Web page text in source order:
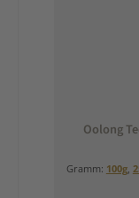
Oolong
Gramm: 100g,